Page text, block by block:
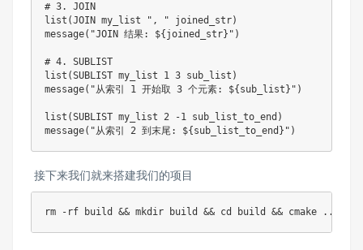
# 3. JOIN
list(JOIN my_list ", " joined_str)
message("JOIN 结果: ${joined_str}")
# 4. SUBLIST
list(SUBLIST my_list 1 3 sub_list)
message("从索引 1 开始取 3 个元素: ${sub_list}")
list(SUBLIST my_list 2 -1 sub_list_to_end)
接下来我们就来搭建我们的项目
rm -rf build && mkdir build && cd build && cmake ..